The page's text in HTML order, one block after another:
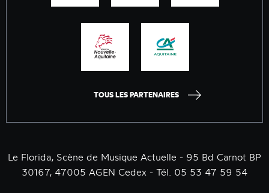
TOUS LES PARTENAIRES
Le Florida, Scène de Musique Actuelle - 95 Bd Carnot BP
30167, 47005 AGEN Cedex - Tél. 05 53 47 59 54